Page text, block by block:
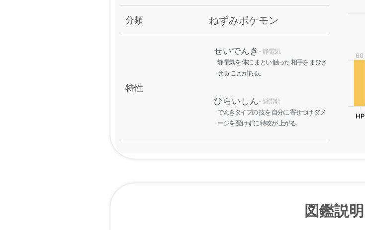
分類 ねずみポケモン
特性
せいでんき - 静電気
静電気を 体に まとい 触った 相手を まひさ
せる ことがある。
ひらいしん- 避雷針
でんきタイプの 技を 自分に 寄せつけ ダメ
ージを 受けずに 特攻が 上がる。
HP
60
図鑑説明